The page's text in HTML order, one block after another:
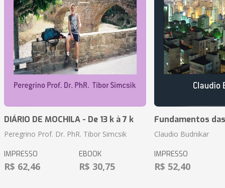
DIÁRIO DE MOCHILA - De 13 k à 7 k
Peregrino Prof. Dr. PhR. Tibor Simcsik
IMPRESSO
R$ 62,46
EBOOK
R$ 30,75
Fundamentos
Claudio Budnikar
IMPRESSO
R$ 52,40